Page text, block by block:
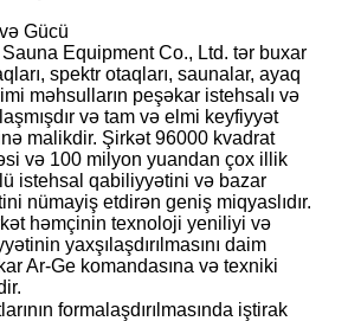
Gücü
Equipment Co., Ltd. tər buxar
spektr otaqları, saunalar, ayaq
məhsulların peşəkar istehsalı və
və tam və elmi keyfiyyət
malikdir. Şirkət 96000 kvadrat
və 100 milyon yuandan çox illik
istehsal qabiliyyətini və bazar
nümayiş etdirən geniş miqyaslıdır.
həmçinin texnoloji yeniliyi və
yaxşılaşdırılmasını daim
Ar-Ge komandasına və texniki
formalaşdırılmasında iştirak